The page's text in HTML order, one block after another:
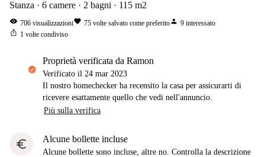
Stanza 6 camere 2 bagni 115 m2
visibility 706 visualizzazionifavorite 75 volte salvato come preferitoperson 9 interessato
ios_share 1 volte condiviso
proprietà verificata da Ramon
Verificato il 24 mar 2023
Il nostro homechecker ha recensito la casa per assicurarti di
ricevere esattamente quello che vedi nell'annuncio.
Più sulla verifica
euro Alcune bollette incluse
Alcune bollette sono incluse, altre no. Controlla la descrizione